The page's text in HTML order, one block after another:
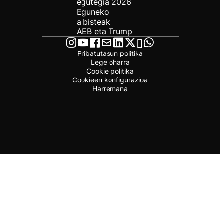
egutegia 2026
Eguneko
albisteak
AEB eta Trump
Pribatutasun politika
Lege oharra
Cookie politika
Cookieen konfigurazioa
Harremana